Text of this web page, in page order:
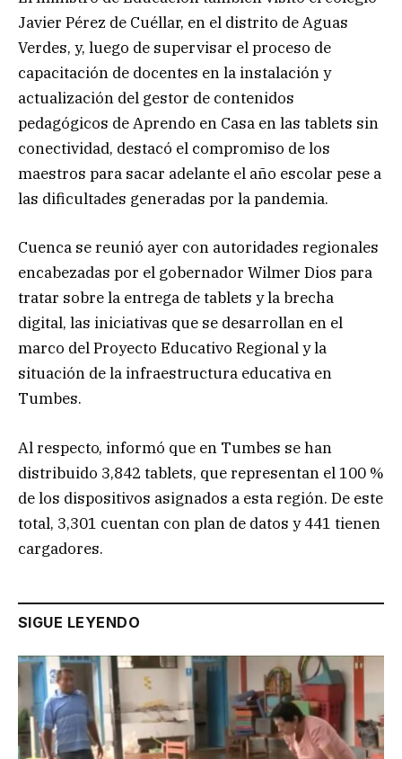
Javier Pérez de Cuéllar, en el distrito de Aguas
Verdes, y, luego de supervisar el proceso de
capacitación de docentes en la instalación y
actualización del gestor de contenidos
pedagógicos de Aprendo en Casa en las tablets sin
conectividad, destacó el compromiso de los
maestros para sacar adelante el año escolar pese a
las dificultades generadas por la pandemia.
Cuenca se reunió ayer con autoridades regionales
encabezadas por el gobernador Wilmer Dios para
tratar sobre la entrega de tablets y la brecha
digital, las iniciativas que se desarrollan en el
marco del Proyecto Educativo Regional y la
situación de la infraestructura educativa en
Tumbes.
Al respecto, informó que en Tumbes se han
distribuido 3,842 tablets, que representan el 100 %
de los dispositivos asignados a esta región. De este
total, 3,301 cuentan con plan de datos y 441 tienen
cargadores.
SIGUE LEYENDO